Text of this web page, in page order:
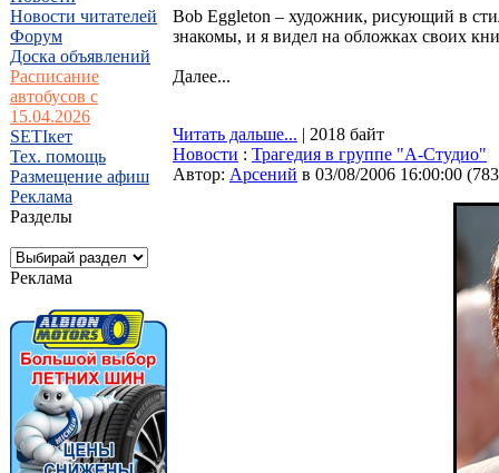
Новости читателей
Форум
Доска объявлений
Расписание
автобусов с
15.04.2026
SETIкет
Тех. помощь
Размещение афиш
Реклама
Разделы
Реклама
Bob Eggleton – художник, рисующий в
знакомы, и я видел на обложках своих
Далее...
Читать дальше... | 2018 байт
Новости : Трагедия в группе "А-Студио"
Автор: Арсений в 03/08/2006 16:00:00 (